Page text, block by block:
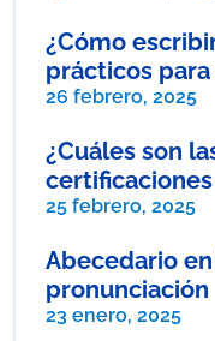
¿Cómo
prácticos
26 febrero, 2025
¿Cuáles son
25 febrero, 2025
Abecedario
pronunciación
23 enero, 2025